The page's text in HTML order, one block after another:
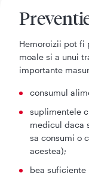
Hemoroizii pot fi
moale si a unui
importante
consumul
suplimentele
medicul daca
sa consumi o
acestea);
bea